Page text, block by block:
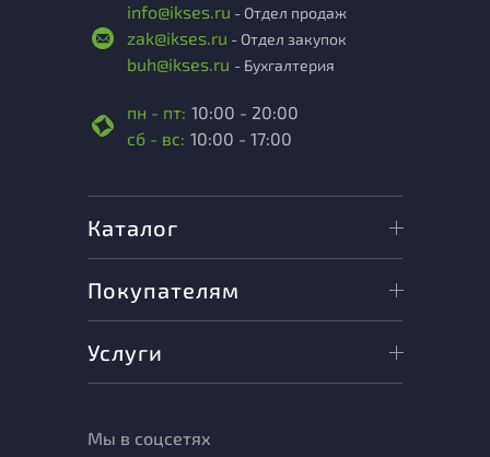
info@ikses.ru - Отдел продаж
zak@ikses.ru - Отдел закупок
buh@ikses.ru - Бухгалтерия
пн - пт: 10:00 - 20:00
сб - вс: 10:00 - 17:00
Каталог
Покупателям
Услуги
Мы в соцсетях